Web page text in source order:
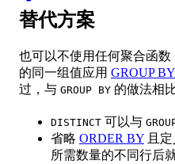
替代方案
也可以不使用任何聚合函数
的同一组值应用 GROUP BY
过，与 GROUP BY 的做法相
DISTINCT 可以与
省略 ORDER BY 且
所需数量的不同行后